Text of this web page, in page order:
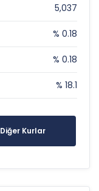
5,037
% 0.18
% 0.18
% 18.1
Diğer Kurlar